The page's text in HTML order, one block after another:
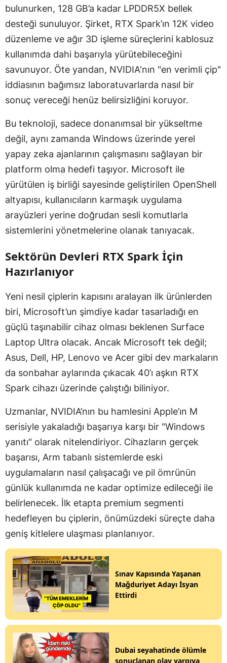
bulunurken, 128 GB’a kadar LPDDR5X bellek
desteği sunuluyor. Şirket, RTX Spark’ın 12K video
düzenleme ve ağır 3D işleme süreçlerini kablosuz
kullanımda dahi başarıyla yürütebileceğini
savunuyor. Öte yandan, NVIDIA'nın "en verimli çip"
iddiasının bağımsız laboratuvarlarda nasıl bir
sonuç vereceği henüz belirsizliğini koruyor.
Bu teknoloji, sadece donanımsal bir yükseltme
değil, aynı zamanda Windows üzerinde yerel
yapay zeka ajanlarının çalışmasını sağlayan bir
platform olma hedefi taşıyor. Microsoft ile
yürütülen iş birliği sayesinde geliştirilen OpenShell
altyapısı, kullanıcıların karmaşık uygulama
arayüzleri yerine doğrudan sesli komutlarla
sistemlerini yönetmelerine olanak tanıyacak.
Sektörün Devleri RTX Spark İçin
Hazırlanıyor
Yeni nesil çiplerin kapısını aralayan ilk ürünlerden
biri, Microsoft’un şimdiye kadar tasarladığı en
güçlü taşınabilir cihaz olması beklenen Surface
Laptop Ultra olacak. Ancak Microsoft tek değil;
Asus, Dell, HP, Lenovo ve Acer gibi dev markaların
da sonbahar aylarında çıkacak 40’ı aşkın RTX
Spark cihazı üzerinde çalıştığı biliniyor.
Uzmanlar, NVIDIA’nın bu hamlesini Apple’ın M
serisiyle yakaladığı başarıya karşı bir "Windows
yanıtı" olarak nitelendiriyor. Cihazların gerçek
başarısı, Arm tabanlı sistemlerde eski
uygulamaların nasıl çalışacağı ve pil ömrünün
günlük kullanımda ne kadar optimize edileceği ile
belirlenecek. İlk etapta premium segmenti
hedefleyen bu çiplerin, önümüzdeki süreçte daha
geniş kitlelere ulaşması planlanıyor.
Sınav Kapısında Yaşanan
Mağduriyet Adayı İsyan
Ettirdi
Dubai seyahatinde ölümle
sonuçlanan olay yargıya